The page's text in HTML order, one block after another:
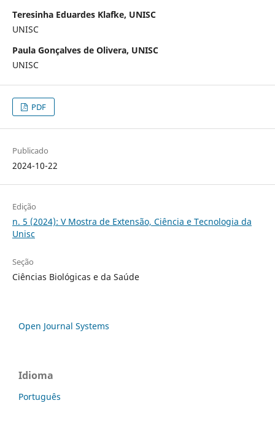
Teresinha Eduardes Klafke, UNISC
UNISC
Paula Gonçalves de Olivera, UNISC
UNISC
PDF
Publicado
2024-10-22
Edição
n. 5 (2024): V Mostra de Extensão, Ciência e Tecnologia da
Unisc
Seção
Ciências Biológicas e da Saúde
Open Journal Systems
Idioma
Português